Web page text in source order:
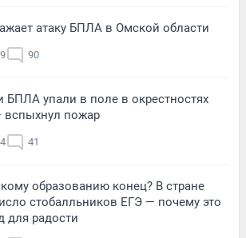
атаку БПЛА в Омской области
90
БПЛА упали в поле в окрестностях
пожар
41
образованию конец? В стране
стобалльников ЕГЭ — почему это
для радости